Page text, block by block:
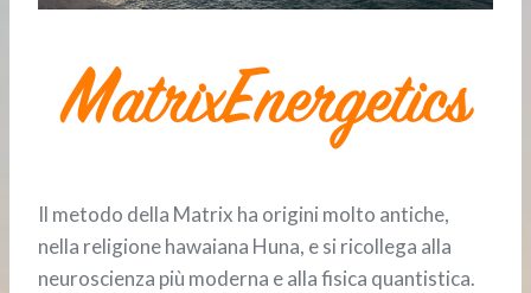
Il metodo della Matrix ha origini molto antiche,
nella religione hawaiana Huna, e si ricollega alla
neuroscienza più moderna e alla fisica quantistica.